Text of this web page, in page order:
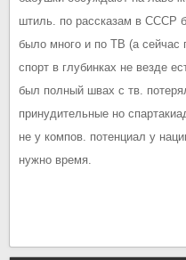
штиль. по рассказам в СССР
было много и по ТВ (а
спорт в глубинках не везде
был полный швах с тв.
принудительные но
не у компов. потенциал у
нужно время.